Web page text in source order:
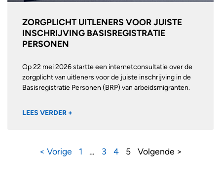
ZORGPLICHT UITLENERS VOOR JUISTE
INSCHRIJVING BASISREGISTRATIE
PERSONEN
Op 22 mei 2026 startte een internetconsultatie over de
zorgplicht van uitleners voor de juiste inschrijving in de
Basisregistratie Personen (BRP) van arbeidsmigranten.
LEES VERDER +
< Vorige 1 … 3 4 5 Volgende >